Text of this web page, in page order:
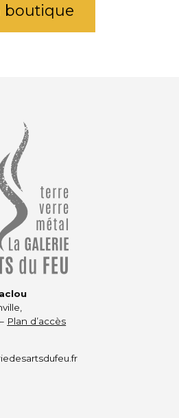
boutique
Plan d’accès